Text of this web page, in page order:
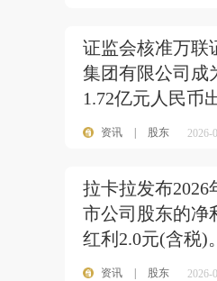
证监会核准万联
集团有限公司成
1.72亿元人民币
资讯 股东 2026-
拉卡拉发布2026
市公司股东的净
红利2.0元(含税)。
资讯 股东 2026-